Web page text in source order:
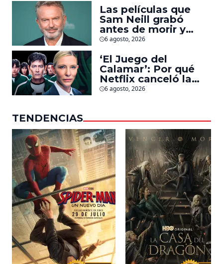
islamistas radicales
Las películas que
Sam Neill grabó
antes de morir y
llegarán pronto a
6 agosto, 2026
‘El Juego del
Calamar’: Por qué
Netflix canceló la
serie de David
Unidos
6 agosto, 2026
TENDENCIAS